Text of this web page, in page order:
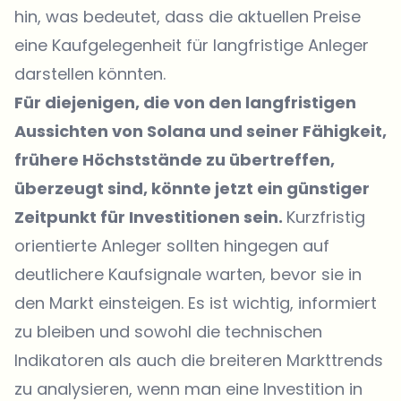
hin, was bedeutet, dass die aktuellen Preise
eine Kaufgelegenheit für langfristige Anleger
darstellen könnten.
Für diejenigen, die von den langfristigen
Aussichten von Solana und seiner Fähigkeit,
frühere Höchststände zu übertreffen,
überzeugt sind, könnte jetzt ein günstiger
Zeitpunkt für Investitionen sein. Kurzfristig
orientierte Anleger sollten hingegen auf
deutlichere Kaufsignale warten, bevor sie in
den Markt einsteigen. Es ist wichtig, informiert
zu bleiben und sowohl die technischen
Indikatoren als auch die breiteren Markttrends
zu analysieren, wenn man eine Investition in